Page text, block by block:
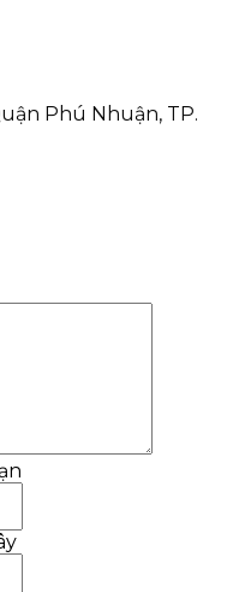
Phú Nhuận, TP.